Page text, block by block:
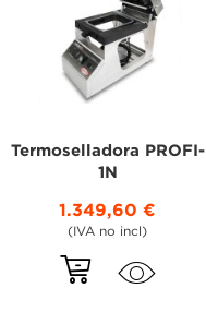
Termoselladora PROFI-
1N
1.349,60 €
(IVA no incl)